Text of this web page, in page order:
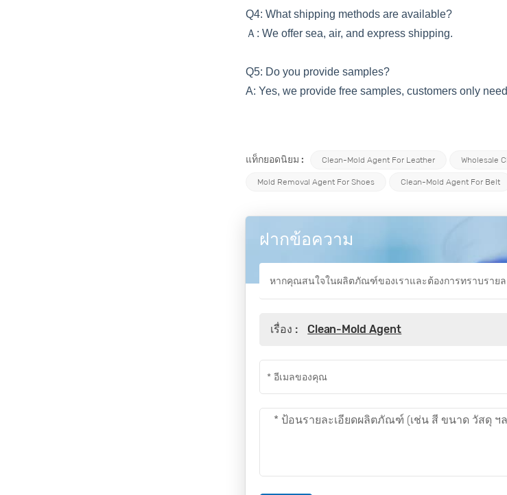
Q4: What shipping methods are available?
Ａ: We offer sea, air, and express shipping.
Q5: Do you provide samples?
A: Yes, we provide free samples, customers only
แท็กยอดนิยม : Clean-Mold Agent For Leather Wholesale
Mold Removal Agent For Shoes Clean-Mold Agent For Belt
ฝากข้อความ
หากคุณสนใจในผลิตภัณฑ์ของเราและต้องการทราบรายล
เรื่อง : Clean-Mold Agent